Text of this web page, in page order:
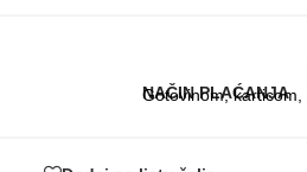
NAČIN PLAĆANJA
Gotovinom,